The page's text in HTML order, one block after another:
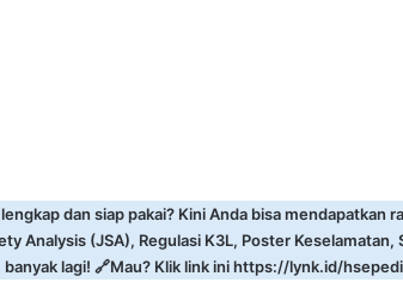
dan siap pakai? Kini Anda bisa mendapatkan
Analysis (JSA), Regulasi K3L, Poster Keselamatan,
banyak lagi! 🔗Mau? Klik link inihttps://lynk.id/